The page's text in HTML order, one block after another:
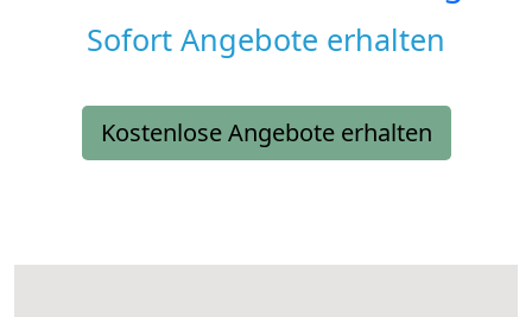
Sofort Angebote erhalten
Kostenlose Angebote erhalten